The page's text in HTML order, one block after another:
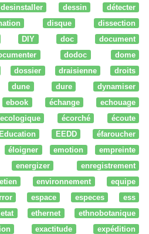
desinstaller dessin
détecter
disque
dissection
DIY doc
document
dodoc
dome
dossier draisienne
droits
dune dure
dynamiser
ebook échange
echouage
ecologique écorché
écoute
Education EEDD
éfaroucher
éloigner emotion
empreinte
energizer
enregistrement
environnement
equipe
espace especes
ess
etat ethernet
ethnobotanique
exactitude
expédition